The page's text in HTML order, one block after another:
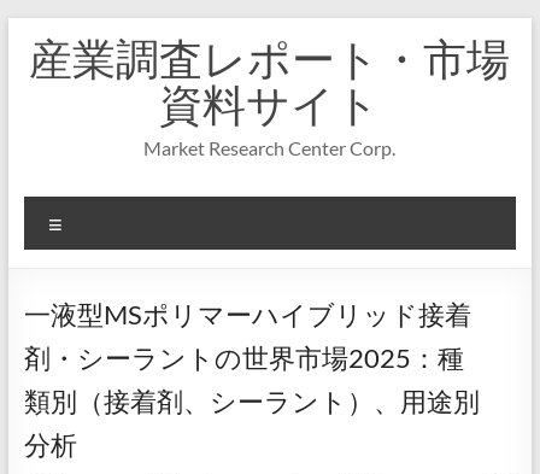
キ
プ
産業調査レポート・市場
資料サイト
Market Research Center Corp.
ニ
ー
一液型MSポリマーハイブリッド接着
剤・シーラントの世界市場2025：種
類別（接着剤、シーラント）、用途別
分析